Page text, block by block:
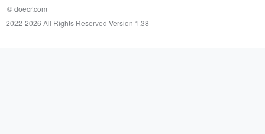
© doecr.com
2022-2026 All Rights Reserved Version 1.38